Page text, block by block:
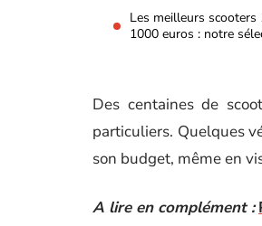
Les meilleurs scooters
1000 euros : notre
Des centaines de
particuliers. Quelques
son budget, même en
A lire en complément :